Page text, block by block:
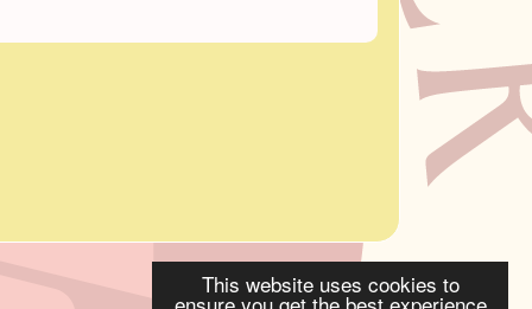
This website uses cookies to